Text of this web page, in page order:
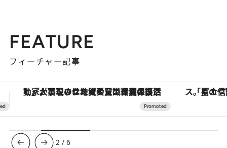
FEATURE
フィーチャー記事
「星のや富士」でデジタルデトックス。冨士信仰の歴史を辿り、心身を調える。 【夏限定ディナーコース】旬を
3 /6